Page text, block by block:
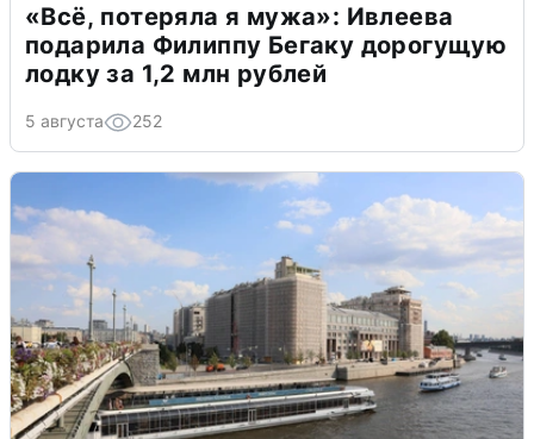
«Всё, потеряла я мужа»: Ивлеева
подарила Филиппу Бегаку дорогущую
лодку за 1,2 млн рублей
5 августа 252